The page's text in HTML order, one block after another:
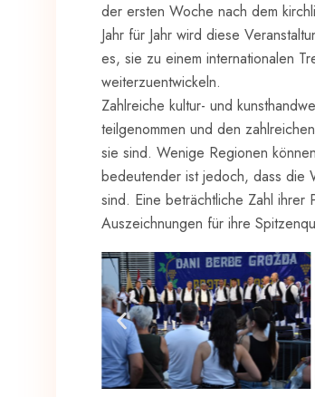
der ersten Woche nach dem
Jahr für Jahr wird diese
es, sie zu einem internationalen
weiterzuentwickeln.
Zahlreiche kultur- und
teilgenommen und den
sie sind. Wenige Regionen
bedeutender ist jedoch, dass die
sind. Eine beträchtliche Zahl ihrer
Auszeichnungen für ihre